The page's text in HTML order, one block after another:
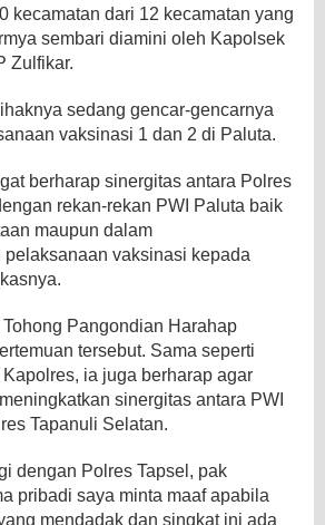
kecamatan dari 12 kecamatan yang
sembari diamini oleh Kapolsek
Zulfikar.
sedang gencar-gencarnya
vaksinasi 1 dan 2 di Paluta.
berharap sinergitas antara Polres
rekan-rekan PWI Paluta baik
maupun dalam
vaksinasi kepada
Pangondian Harahap
tersebut. Sama seperti
ia juga berharap agar
sinergitas antara PWI
Tapanuli Selatan.
dengan Polres Tapsel, pak
pribadi saya minta maaf apabila
mendadak dan singkat ini ada